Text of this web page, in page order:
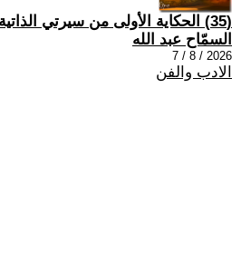
(35) الحكاية الأولى من سيرتي الذاتية، 22
السمّاح عبد الله
2026 / 8 / 7
الادب والفن